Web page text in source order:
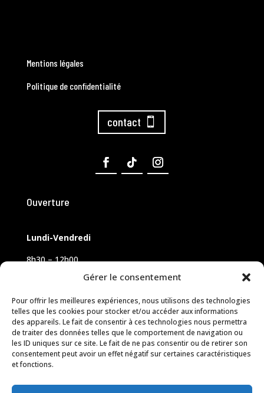
Gérer le consentement
Pour offrir les meilleures expériences, nous utilisons des technologies
telles que les cookies pour stocker et/ou accéder aux informations
des appareils. Le fait de consentir à ces technologies nous permettra
de traiter des données telles que le comportement de navigation ou
les ID uniques sur ce site. Le fait de ne pas consentir ou de retirer son
consentement peut avoir un effet négatif sur certaines caractéristiques
et fonctions.
Mentions légales
Politique de confidentialité
contact
Ouverture
Lundi-Vendredi
8h30 – 12h00
Samedi sur rendez-vous